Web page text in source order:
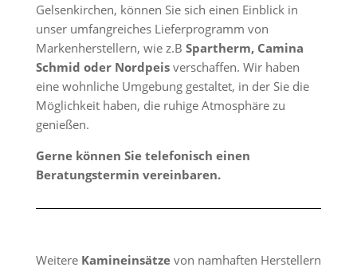
Gelsenkirchen, können Sie sich einen Einblick in
unser umfangreiches Lieferprogramm von
Markenherstellern, wie z.B Spartherm, Camina
Schmid oder Nordpeisverschaffen. Wir haben
eine wohnliche Umgebung gestaltet, in der Sie die
Möglichkeit haben, die ruhige Atmosphäre zu
genießen.
Gerne können Sie telefonisch einen
Beratungstermin vereinbaren.
Weitere Kamineinsätzevon namhaften Herstellern